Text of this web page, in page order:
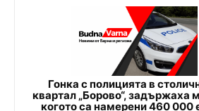
Гонка с полицията в
квартал „Борово“, задържаха
когото са намерени 460 000